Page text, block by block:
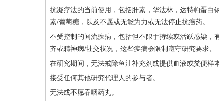
抗凝疗法的当前使用，包括肝素，华法林，达特帕蛋
素/葡萄糖，以及不愿或无能为力或无法停止抗癌药。
不受控制的间流疾病，包括但不限于持续或活跃感染
齐或精神病/社交状况，这些疾病会限制遵守研究要求。
在研究期间，无法戒除鱼油补充剂或提供血液或粪便样
接受任何其他研究代理人的参与者。
无法或不愿吞咽药丸。